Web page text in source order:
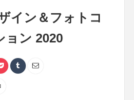
イン＆フォトコ
ョン 2020